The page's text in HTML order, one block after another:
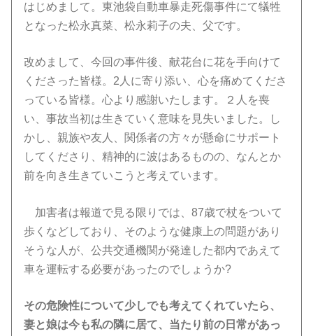
はじめまして。東池袋自動車暴走死傷事件にて犠牲
となった松永真菜、松永莉子の夫、父です。
改めまして、今回の事件後、献花台に花を手向けて
くださった皆様。2人に寄り添い、心を痛めてくださ
っている皆様。心より感謝いたします。２人を喪
い、事故当初は生きていく意味を見失いました。し
かし、親族や友人、関係者の方々が懸命にサポート
してくださり、精神的に波はあるものの、なんとか
前を向き生きていこうと考えています。
加害者は報道で見る限りでは、87歳で杖をついて
歩くなどしており、そのような健康上の問題があり
そうな人が、公共交通機関が発達した都内であえて
車を運転する必要があったのでしょうか?
その危険性について少しでも考えてくれていたら、
妻と娘は今も私の隣に居て、当たり前の日常があっ